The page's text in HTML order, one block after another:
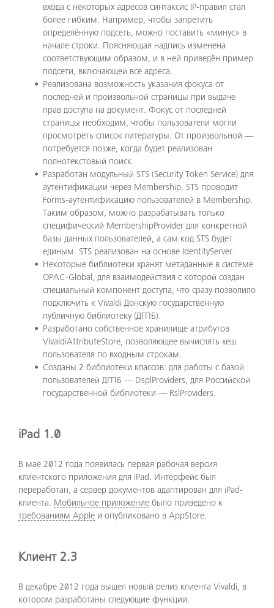
входа с некоторых адресов синтаксис IP-правил стал
более гибким. Например, чтобы запретить
определённую подсеть, можно поставить «минус» в
начале строки. Поясняющая надпись изменена
соответствующим образом, и в ней приведён пример
подсети, включающей все адреса.
Реализована возможность указания фокуса от
последней и произвольной страницы при выдаче
прав доступа на документ. Фокус от последней
страницы необходим, чтобы пользователи могли
просмотреть список литературы. От произвольной —
потребуется позже, когда будет реализован
полнотекстовый поиск.
Разработан модульный STS (Security Token Service) для
аутентификации через Membership. STS проводит
Forms-аутентификацию пользователей в Membership.
Таким образом, можно разрабатывать только
специфический MembershipProvider для конкретной
базы данных пользователей, а сам код STS будет
единым. STS реализован на основе IdentityServer.
Некоторые библиотеки хранят метаданные в системе
OPAC-Global, для взаимодействия с которой создан
специальный компонент доступа, что сразу позволило
подключить к Vivaldi Донскую государственную
публичную библиотеку (ДГПБ).
Разработано собственное хранилище атрибутов
VivaldiAttributeStore, позволяющее вычислять хеш
пользователя по входным строкам.
Созданы 2 библиотеки классов: для работы с базой
пользователей ДГПБ — DsplProviders, для Российской
государственной библиотеки — RslProviders.
iPad 1.0
В мае 2012 года появилась первая рабочая версия
клиентского приложения для iPad. Интерфейс был
переработан, а сервер документов адаптирован для iPad-
клиента. Мобильное приложение было приведено к
требованиям Apple и опубликовано в AppStore.
Клиент 2.3
В декабре 2012 года вышел новый релиз клиента Vivaldi, в
котором разработаны следующие функции.